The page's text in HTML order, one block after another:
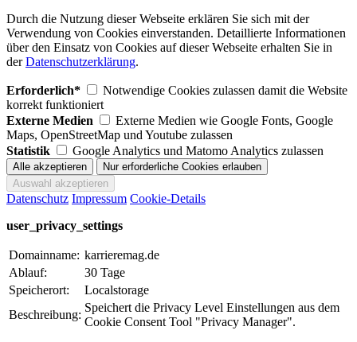
Durch die Nutzung dieser Webseite erklären Sie sich mit der
Verwendung von Cookies einverstanden. Detaillierte Informationen
über den Einsatz von Cookies auf dieser Webseite erhalten Sie in
derDatenschutzerklärung.
Erforderlich*
Notwendige Cookies zulassen damit die Website
korrekt funktioniert
Externe Medien
Externe Medien wie Google Fonts, Google
Maps, OpenStreetMap und Youtube zulassen
Statistik
Google Analytics und Matomo Analytics zulassen
Datenschutz Impressum Cookie-Details
user_privacy_settings
Domainname: karrieremag.de
Ablauf:
30 Tage
Speicherort:
Localstorage
Beschreibung:
Speichert die Privacy Level Einstellungen aus dem
Cookie Consent Tool "Privacy Manager".